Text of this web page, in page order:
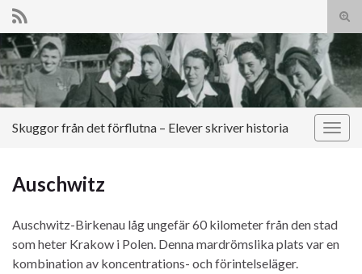
Slå
på/
Search for:
Slå
Skuggor från det förflutna – Elever skriver historia
Auschwitz
Auschwitz-Birkenau låg ungefär 60 kilometer från den stad
som heter Krakow i Polen. Denna mardrömslika plats var en
kombination av koncentrations- och förintelseläger.